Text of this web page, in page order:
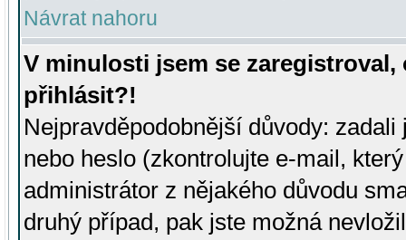
Návrat nahoru
V minulosti jsem se
přihlásit?!
Nejpravděpodobnější důvody:
nebo heslo (zkontrolujte e-mail,
administrátor z nějakého důvodu
druhý případ, pak jste možná